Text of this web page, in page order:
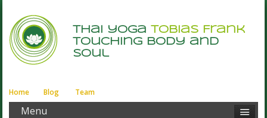
thai yogaTobias Frank
touching body and
soul
Home Blog Team
Menu